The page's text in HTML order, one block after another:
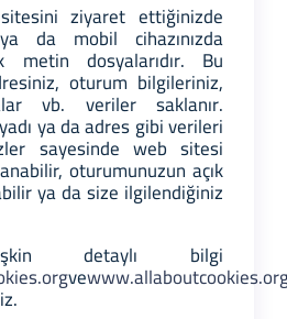
ziyaret ettiğinizde
ya da mobil cihazınızda
metin dosyalarıdır. Bu
oturum bilgileriniz,
vb. veriler saklanır.
ya da adres gibi verileri
sayesinde web sitesi
oturumunuzun açık
ya da size ilgilendiğiniz
detaylı bilgi
ve